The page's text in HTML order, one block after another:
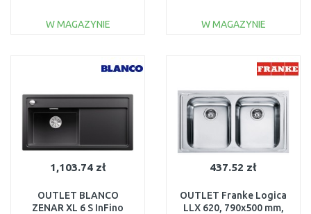
W MAGAZYNIE
Do porównania
OTWOREM
W MAGAZYNIE
Do porównania
1,103.74 zł
OUTLET BLANCO
ZENAR XL 6 S InFino
437.52 zł
OUTLET Franke Logica
LLX 620, 790x500 mm,